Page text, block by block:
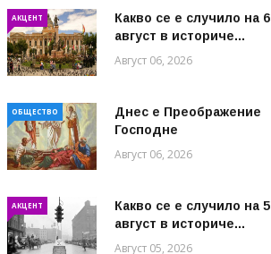
АКЦЕНТ
Какво се е случило на 6
август в историче...
Август 06, 2026
ОБЩЕСТВО
Днес е Преображение
Господне
Август 06, 2026
АКЦЕНТ
Какво се е случило на 5
август в историче...
Август 05, 2026